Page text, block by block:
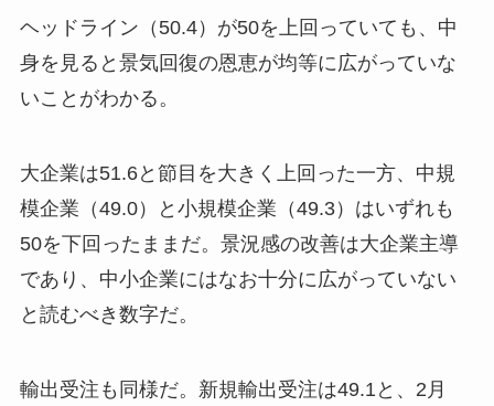
ヘッドライン（50.4）が50を上回っていても、中
身を見ると景気回復の恩恵が均等に広がっていな
いことがわかる。
大企業は51.6と節目を大きく上回った一方、中規
模企業（49.0）と小規模企業（49.3）はいずれも
50を下回ったままだ。景況感の改善は大企業主導
であり、中小企業にはなお十分に広がっていない
と読むべき数字だ。
輸出受注も同様だ。新規輸出受注は49.1と、2月